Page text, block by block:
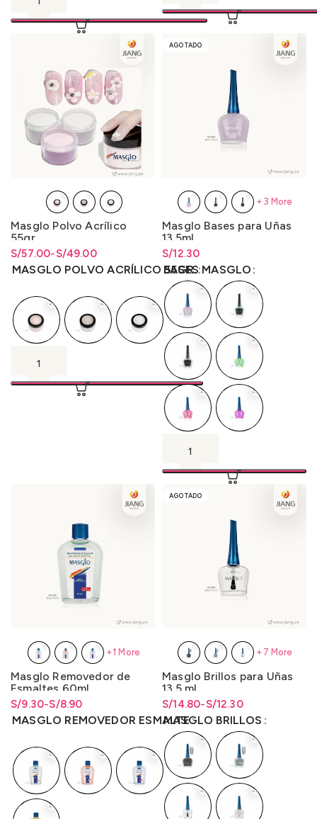
Masglo Polvo Acrílico
55gr.
S/49.00
-
S/57.00
Rango de precios: desde
S/49.00 hasta S/57.00
Rango de precios: desde
S/49.00 hasta S/57.00
MASGLO POLVO ACRÍLICO 55GR.
AGOTADO
Masglo Bases para Uñas
13.5ml.
S/12.30
Rango de precios: desde
S/12.30hastaS/12.30
BASES MASGLO
+3 More
Masglo Removedor de
Esmaltes 60ml.
S/8.90
-
S/9.30
Rango de precios: desde
S/8.90 hasta S/9.30
Rango de precios: desde
S/8.90hastaS/9.30
MASGLO REMOVEDOR ESMALTE
+1 More
AGOTADO
Masglo Brillos para Uñas
13.5 ml.
S/12.30
-
S/14.80
Rango de precios: desde
S/12.30 hasta S/14.80
Rango de precios: desde
S/12.30 hastaS/ 14.80
MASGLO BRILLOS
+7 More